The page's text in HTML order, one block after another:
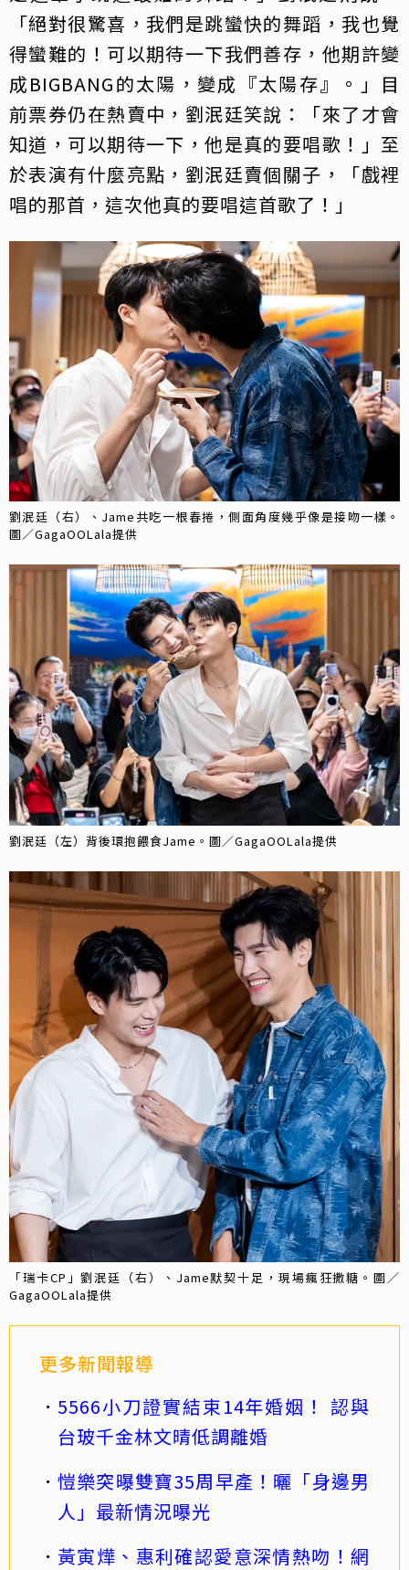
「絕對很驚喜，我們是跳蠻快的舞蹈，我也覺
得蠻難的！可以期待一下我們善存，他期許變
成BIGBANG的太陽，變成『太陽存』。」目
前票券仍在熱賣中，劉泯廷笑說：「來了才會
知道，可以期待一下，他是真的要唱歌！」至
於表演有什麼亮點，劉泯廷賣個關子，「戲裡
唱的那首，這次他真的要唱這首歌了！」
劉泯廷（右）、Jame共吃一根春捲，側面角度幾乎像是接吻一樣。
圖／GagaOOLala提供
劉泯廷（左）背後環抱餵食Jame。圖／GagaOOLala提供
「瑞卡CP」劉泯廷（右）、Jame默契十足，現場瘋狂撒糖。圖／
GagaOOLala提供
更多新聞報導
5566小刀證實結束14年婚姻！ 認與
台玻千金林文晴低調離婚
愷樂突曝雙寶35周早產！曬「身邊男
人」最新情況曝光
黃寅燁、惠利確認愛意深情熱吻！網